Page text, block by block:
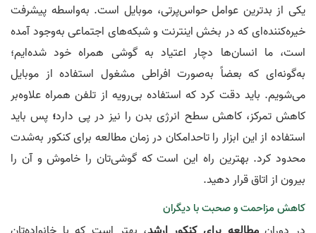
یکی از بدترین عوامل حواس‌پرتی، موبایل است. به‌واسطه پیشرفت
خیره‌کننده‌ای که در بخش اینترنت و شبکه‌های اجتماعی به‌وجود آمده
است، ما انسان‌ها دچار اعتیاد به گوشی همراه خود شده‌ایم؛
به‌گونه‌ای که بعضاً به‌صورت افراطی مشغول استفاده از موبایل
می‌شویم. باید دقت کرد که استفاده بی‌رویه از تلفن همراه علاوه‌بر
کاهش تمرکز، کاهش سطح انرژی بدن را نیز در پی دارد؛ پس باید
استفاده از این ابزار را تاحدامکان در زمان مطالعه برای کنکور به‌شدت
محدود کرد. بهترین راه این است که گوشی‌تان را خاموش و آن را
بیرون از اتاق قرار دهید.
کاهش مزاحمت و صحبت با دیگران